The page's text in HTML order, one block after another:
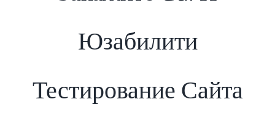
Юзабилити
Тестирование Сайта